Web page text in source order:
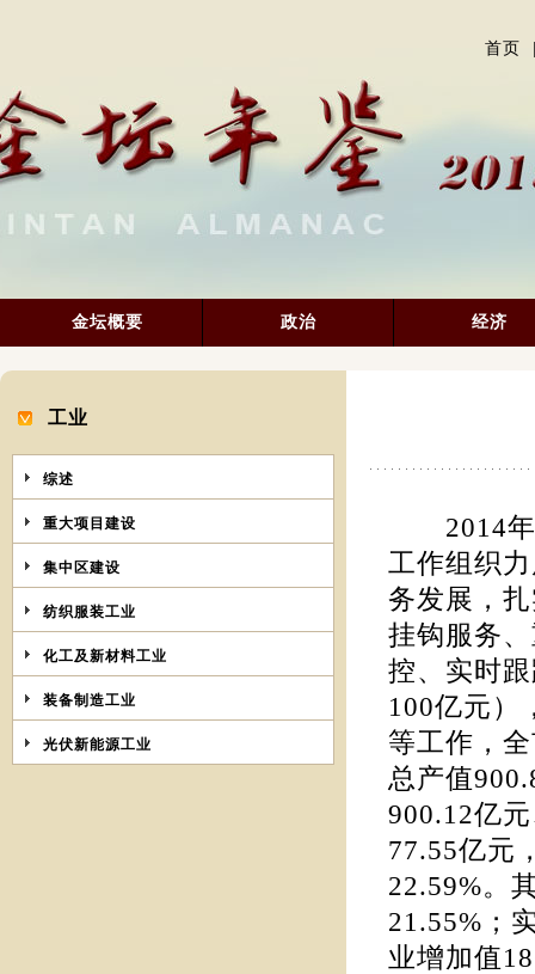
首页
金坛概要 政治 经济
工业
综述
重大项目建设
集中区建设
纺织服装工业
化工及新材料工业
装备制造工业
光伏新能源工业
2014年
工作组织
务发展，
挂钩服务
控、实时
100亿元）
等工作，
总产值
900.12亿
77.55亿元
22.59%。
21.55%；
业增加值